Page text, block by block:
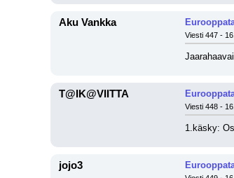
Aku Vankka
Viesti 447 -
T@IK@VIITTA
Viesti 448 -
1.käsky:
jojo3